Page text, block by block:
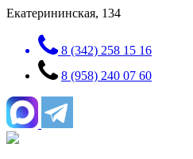
Екатерининская, 134
8 (342) 258 15 16
8 (958) 240 07 60